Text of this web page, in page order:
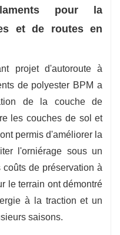
pour la
et de routes en
projet d'autoroute à
de polyester BPM a
de la couche de
les couches de sol et
permis d'améliorer la
l'orniérage sous un
de préservation à
le terrain ont démontré
à la traction et un
saisons.